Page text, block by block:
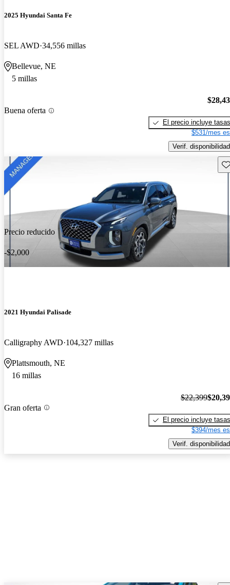
2025 Hyundai Santa Fe
SEL AWD 34,556 millas
Bellevue, NE
5 millas
Buena oferta
El precio incluye tasas
$531/mes
Verif. disponibilidad
Precio reducido
-$2,000
2021 Hyundai Palisade
Calligraphy AWD 104,327 millas
Plattsmouth, NE
16 millas
Gran oferta
$22,399
El precio incluye tasas
$394/mes
Verif. disponibilidad